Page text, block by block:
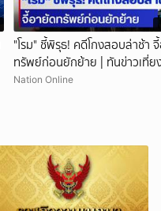
"โรม" ชี้พิรุธ! คดีโกงสอบล่าช้า
ทรัพย์ก่อนยักย้าย | ทันข่าวเที่ย
ส.ค. 69 | NationTV22
Nation Online